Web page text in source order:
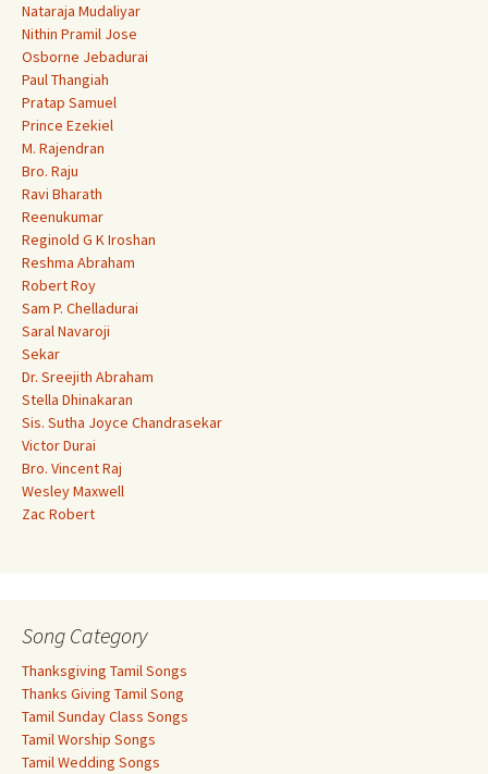
Nataraja Mudaliyar
Nithin Pramil Jose
Osborne Jebadurai
Paul Thangiah
Pratap Samuel
Prince Ezekiel
M. Rajendran
Bro. Raju
Ravi Bharath
Reenukumar
Reginold G K Iroshan
Reshma Abraham
Robert Roy
Sam P. Chelladurai
Saral Navaroji
Sekar
Dr. Sreejith Abraham
Stella Dhinakaran
Sis. Sutha Joyce Chandrasekar
Victor Durai
Bro. Vincent Raj
Wesley Maxwell
Zac Robert
Song Category
Thanksgiving Tamil Songs
Thanks Giving Tamil Song
Tamil Sunday Class Songs
Tamil Worship Songs
Tamil Wedding Songs